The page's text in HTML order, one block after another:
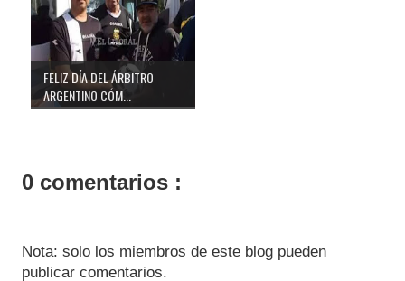
FELIZ DÍA DEL ÁRBITRO
ARGENTINO CÓM...
0 comentarios :
Nota: solo los miembros de este blog pueden
publicar comentarios.